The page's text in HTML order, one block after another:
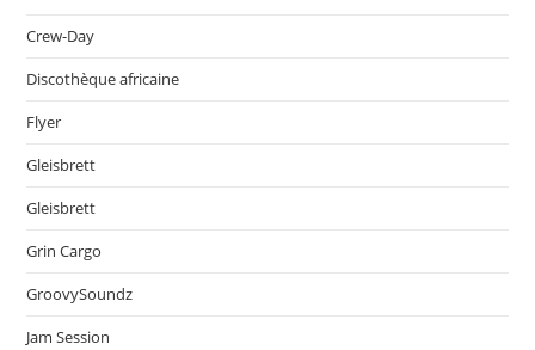
Crew-Day
Discothèque africaine
Flyer
Gleisbrett
Gleisbrett
Grin Cargo
GroovySoundz
Jam Session